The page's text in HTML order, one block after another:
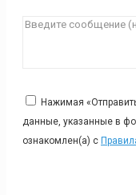
Нажимая
данные, указанные в
ознакомлен(а) с